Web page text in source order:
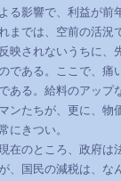
よる影響で、利益が前
までは、空前の活況
反映されないうちに、
である。ここで、痛
である。給料のアップ
マンたちが、更に、物
にきつい。
在のところ、政府は
が、国民の減税は、な